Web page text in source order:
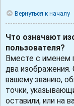
Вернуться к началу
Что означают
пользователя?
Вместе с именем
два
вашему званию,
точки,
оставили, или на